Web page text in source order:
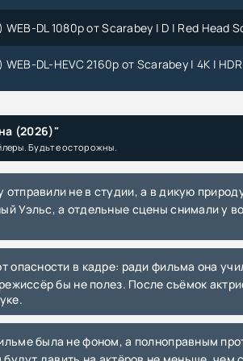
DL 1080p от Scarabey | D | Red Head
DL-HEVC 2160p от Scarabey | 4K |
2160p от DVT | 4K | HDR10 | Dolby
DLRip-AVC | КПК | D | WinMedia
WEB-DL-HEVC 2160p от New-Team |
Дубляжная, LE-Production
от New-Team | D | WinMedia
(2026)"
Будьте осторожны.
Уэльс, а отдельные сцены снимали у
бы не полез. После съёмок